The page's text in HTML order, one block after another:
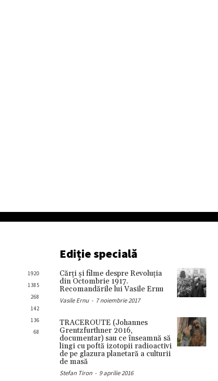
1920
1385
268
142
136
68
Ediție specială
Cărţi şi filme despre Revoluţia
din Octombrie 1917.
Recomandările lui Vasile Ernu
Vasile Ernu - 7 noiembrie 2017
TRACEROUTE (Johannes
Grentzfurthner 2016,
documentar) sau ce înseamnă să
lingi cu poftă izotopii radioactivi
de pe glazura planetară a culturii
de masă
Stefan Tiron - 9 aprilie 2016